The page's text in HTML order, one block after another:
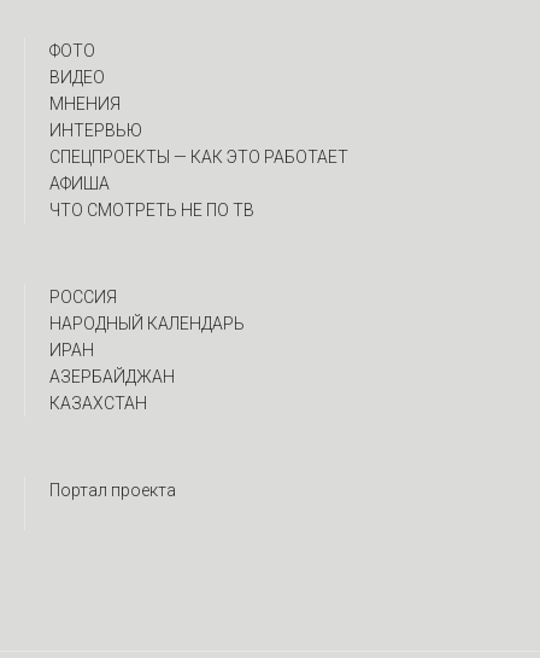
ФОТО
ВИДЕО
МНЕНИЯ
ИНТЕРВЬЮ
CПЕЦПРОЕКТЫ — КАК ЭТО РАБОТАЕТ
АФИША
ЧТО СМОТРЕТЬ НЕ ПО ТВ
РОССИЯ
НАРОДНЫЙ КАЛЕНДАРЬ
ИРАН
АЗЕРБАЙДЖАН
КАЗАХСТАН
Портал проекта